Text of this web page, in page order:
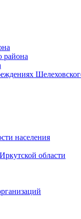
района
населения
области